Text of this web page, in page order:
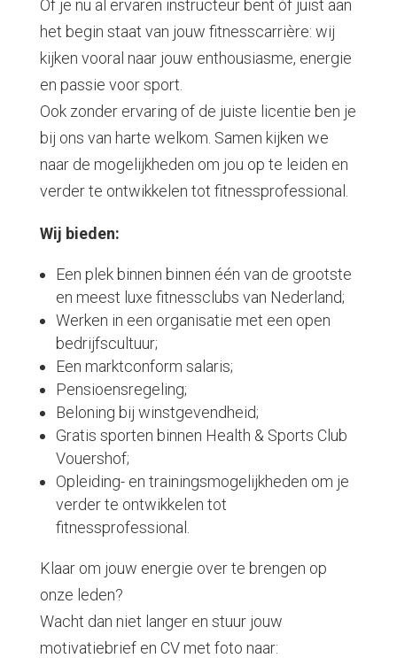
Of je nu al ervaren instructeur bent óf juist aan
het begin staat van jouw fitnesscarrière: wij
kijken vooral naar jouw enthousiasme, energie
en passie voor sport.
Ook zonder ervaring of de juiste licentie ben je
bij ons van harte welkom. Samen kijken we
naar de mogelijkheden om jou op te leiden en
verder te ontwikkelen tot fitnessprofessional.
Wij bieden:
Een plek binnen binnen één van de grootste
en meest luxe fitnessclubs van Nederland;
Werken in een organisatie met een open
bedrijfscultuur;
Een marktconform salaris;
Pensioensregeling;
Beloning bij winstgevendheid;
Gratis sporten binnen Health & Sports Club
Vouershof;
Opleiding- en trainingsmogelijkheden om je
verder te ontwikkelen tot
fitnessprofessional.
Klaar om jouw energie over te brengen op
onze leden?
Wacht dan niet langer en stuur jouw
motivatiebrief en CV met foto naar: